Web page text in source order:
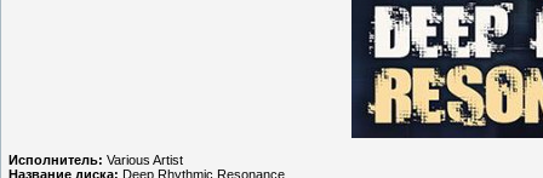
Исполнитель: Various Artist
Название диска: Deep Rhythmic Resonance